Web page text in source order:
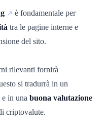
è fondamentale per
tra le pagine interne e
del sito.
rilevanti fornirà
si tradurrà in un
in una buona valutazione
criptovalute.